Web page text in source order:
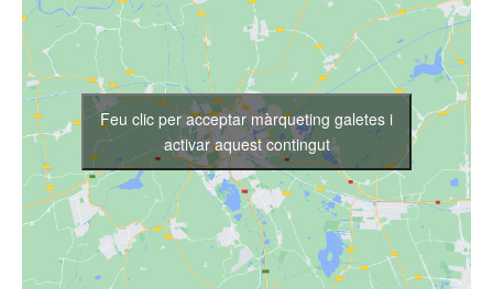
Feu clic per acceptar màrqueting galetes i
activar aquest contingut